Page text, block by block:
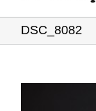
DSC_8082